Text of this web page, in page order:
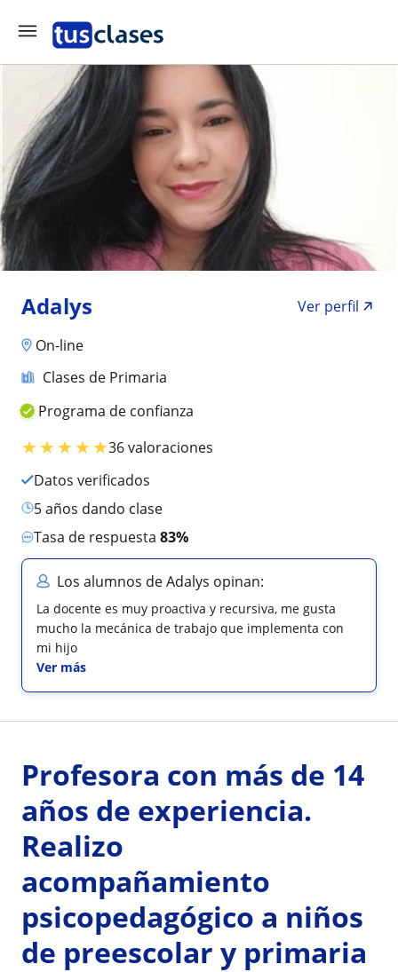
Adalys
Ver perfil
On-line
Clases de Primaria
Programa de confianza
★★★★★36 valoraciones
Datos verificados
5 años dando clase
Tasa de respuesta 83%
Los alumnos de Adalys opinan:
La docente es muy proactiva y recursiva, me gusta
mucho la mecánica de trabajo que implementa con
mi hijo
Ver más
Profesora con más de 14
años de experiencia.
Realizo
acompañamiento
psicopedagógico a niños
de preescolar y primaria